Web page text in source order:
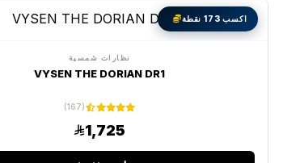
اكسب 173 نقطة
نظارات شمسية
VYSEN THE DORIAN DR1
(167)
1,725